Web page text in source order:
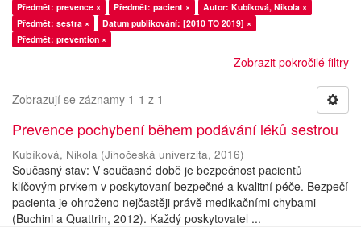
Předmět: prevence ×
Předmět: pacient ×
Autor: Kubíková, Nikola ×
Předmět: sestra ×
Datum publikování: [2010 TO 2019] ×
Předmět: prevention ×
Zobrazit pokročilé filtry
Zobrazují se záznamy 1-1 z 1
Prevence pochybení během podávání léků sestrou
Kubíková, Nikola (Jihočeská univerzita, 2016)
Současný stav: V současné době je bezpečnost pacientů
klíčovým prvkem v poskytovaní bezpečné a kvalitní péče. Bezpečí
pacienta je ohroženo nejčastěji právě medikačními chybami
(Buchini a Quattrin, 2012). Každý poskytovatel ...